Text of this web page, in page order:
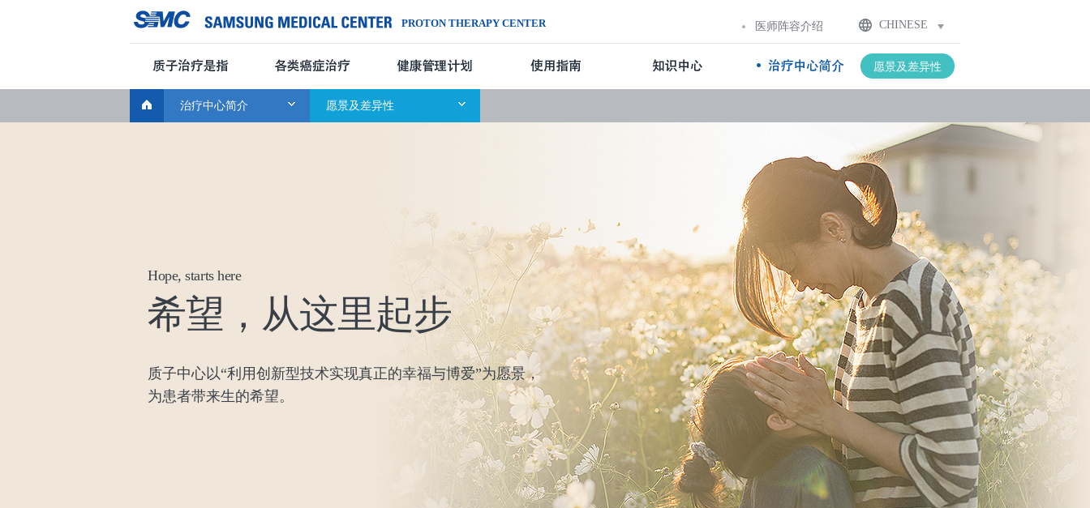
PROTON THERAPY CENTER 医师阵容介绍 CHINESE
使用指南 知识中心 治疗中心简介 愿景及差异性
治疗中心简介 愿景及差异性
Hope, starts here
希望，从这里起步
质子中心以“利用创新型技术实现真正的幸福与博爱”为愿景，
为患者带来生的希望。